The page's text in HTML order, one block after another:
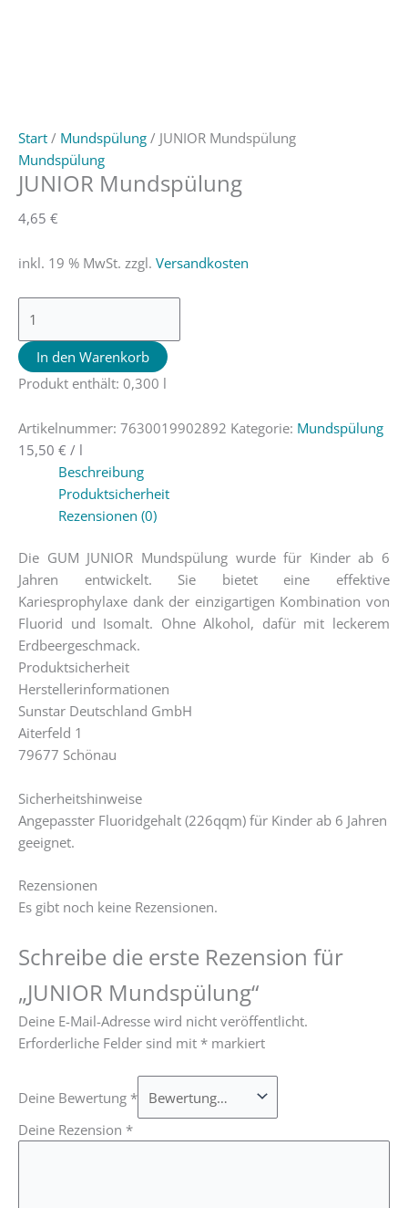
Start / Mundspülung / JUNIOR Mundspülung
Mundspülung
JUNIOR Mundspülung
4,65 €
inkl. 19 % MwSt. zzgl. Versandkosten
In den Warenkorb
Produkt enthält: 0,300 l
Artikelnummer: 7630019902892 Kategorie: Mundspülung
15,50 € / l
Beschreibung
Produktsicherheit
Rezensionen (0)
Die GUM JUNIOR Mundspülung wurde für Kinder ab 6
Jahren entwickelt. Sie bietet eine effektive
Kariesprophylaxe dank der einzigartigen Kombination von
Fluorid und Isomalt. Ohne Alkohol, dafür mit leckerem
Erdbeergeschmack.
Produktsicherheit
Herstellerinformationen
Sunstar Deutschland GmbH
Aiterfeld 1
79677 Schönau
Sicherheitshinweise
Angepasster Fluoridgehalt (226qqm) für Kinder ab 6 Jahren
geeignet.
Rezensionen
Es gibt noch keine Rezensionen.
Schreibe die erste Rezension für
„JUNIOR Mundspülung“
Deine E-Mail-Adresse wird nicht veröffentlicht.
Erforderliche Felder sind mit * markiert
Deine Bewertung *
Deine Rezension *